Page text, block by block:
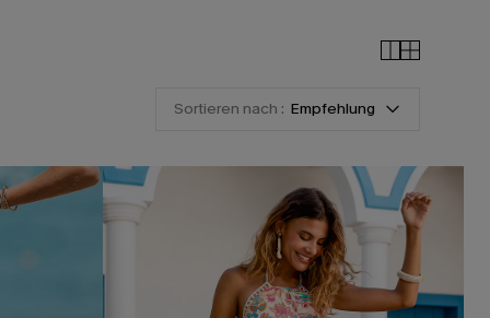
Sortieren nach : Empfehlung